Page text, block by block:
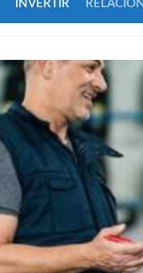
INVERTIR
FAMILIA